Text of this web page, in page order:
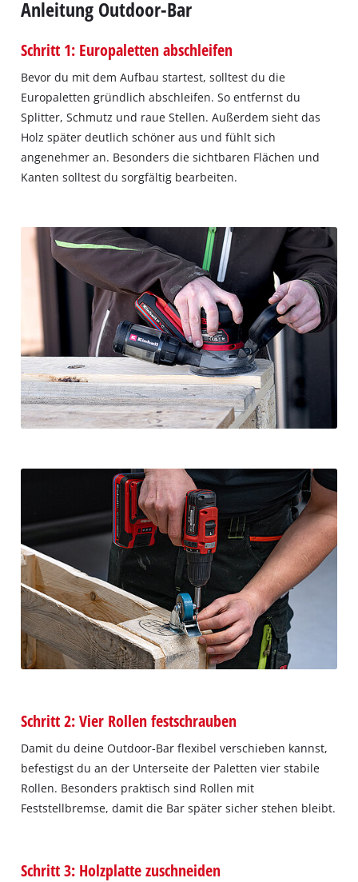
Anleitung Outdoor-Bar
Schritt 1: Europaletten abschleifen
Bevor du mit dem Aufbau startest, solltest du die
Europaletten gründlich abschleifen. So entfernst du
Splitter, Schmutz und raue Stellen. Außerdem sieht das
Holz später deutlich schöner aus und fühlt sich
angenehmer an. Besonders die sichtbaren Flächen und
Kanten solltest du sorgfältig bearbeiten.
Schritt 2: Vier Rollen festschrauben
Damit du deine Outdoor-Bar flexibel verschieben kannst,
befestigst du an der Unterseite der Paletten vier stabile
Rollen. Besonders praktisch sind Rollen mit
Feststellbremse, damit die Bar später sicher stehen bleibt.
Schritt 3: Holzplatte zuschneiden